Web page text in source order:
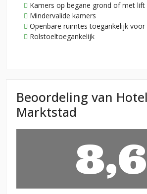
Kamers op begane grond of met lift
Mindervalide kamers
Openbare ruimtes toegankelijk voor
Rolstoeltoegankelijk
Beoordeling van Hotel
Marktstad
8,6